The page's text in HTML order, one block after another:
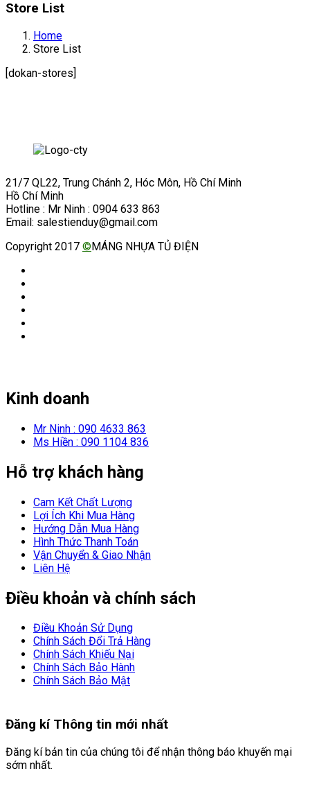
Store List
Home
Store List
[dokan-stores]
21/7 QL22, Trung Chánh 2, Hóc Môn, Hồ Chí Minh
Hồ Chí Minh
Hotline : Mr Ninh : 0904 633 863
Email: salestienduy@gmail.com
Copyright 2017 ©MÁNG NHỰA TỦ ĐIỆN
Kinh doanh
Mr Ninh : 090 4633 863
Ms Hiền : 090 1104 836
Hỗ trợ khách hàng
Cam Kết Chất Lượng
Lợi Ích Khi Mua Hàng
Hướng Dẫn Mua Hàng
Hình Thức Thanh Toán
Vận Chuyển & Giao Nhận
Liên Hệ
Điều khoản và chính sách
Điều Khoản Sử Dụng
Chính Sách Đổi Trả Hàng
Chính Sách Khiếu Nại
Chính Sách Bảo Hành
Chính Sách Bảo Mật
Đăng kíThông tin mới nhất
Đăng kí bản tin của chúng tôi để nhận thông báo khuyến mại
sớm nhất.